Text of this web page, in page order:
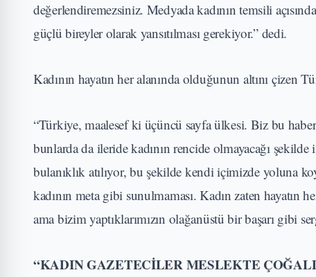
değerlendiremezsiniz. Medyada kadının temsili
güçlü bireyler olarak yansıtılması gerekiyor.” dedi.
Kadının hayatın her alanında olduğunun altını
“Türkiye, maalesef ki üçüncü sayfa ülkesi. Biz bu
bunlarda da ileride kadının rencide olmayacağı
bulanıklık atılıyor, bu şekilde kendi içimizde yoluna
kadının meta gibi sunulmaması. Kadın zaten hayatın
ama bizim yaptıklarımızın olağanüstü bir başarı gibi
“KADIN GAZETECİLER MESLEKTE